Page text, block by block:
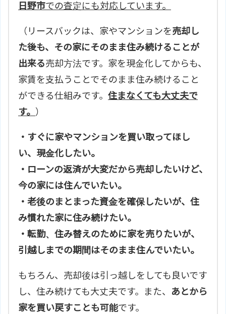
日野市での査定にも対応しています。
（リースバックは、家やマンションを売却し
た後も、その家にそのまま住み続けることが
出来る売却方法です。家を現金化してからも、
家賃を支払うことでそのまま住み続けること
ができる仕組みです。 住まなくても大丈夫で
す。 ）
・すぐに家やマンションを買い取ってほし
い、現金化したい。
・ローンの返済が大変だから売却したいけど、
今の家には住んでいたい。
・老後のまとまった資金を確保したいが、住
み慣れた家に住み続けたい。
・転勤、住み替えのために家を売りたいが、
引越しまでの期間はそのまま住んでいたい。
もちろん、売却後は引っ越しをしても良いです
し、住み続けても大丈夫です。また、 あとから
家を買い戻すことも可能です。